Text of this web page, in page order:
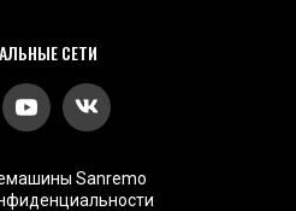
СЕТИ
Sanremo